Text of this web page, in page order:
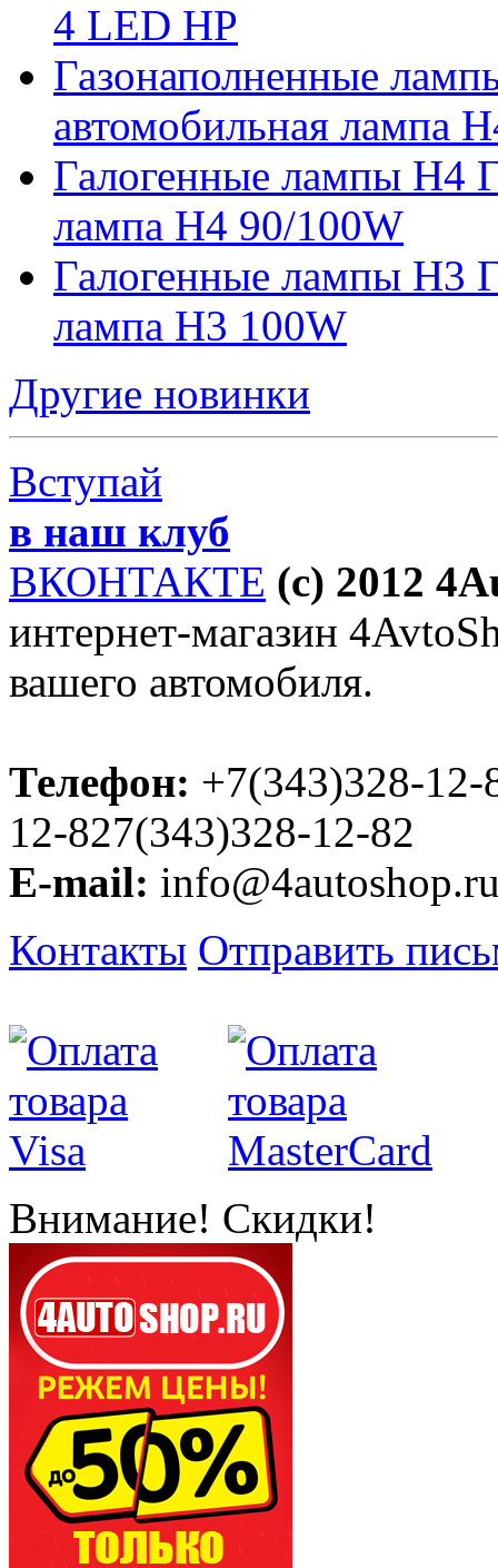
4 LED HP
Газонаполненные
автомобильная лампа
Галогенные лампы H4
лампа H4 90/100W
Галогенные лампы H3
лампа H3 100W
Другие новинки
Вступай
в наш клуб
ВКОНТАКТЕ (c) 2012
интернет-магазин
вашего автомобиля.
Телефон: +7(343)328-
12-827(343)328-12-82
E-mail:
Контакты Отправить
Внимание! Скидки!